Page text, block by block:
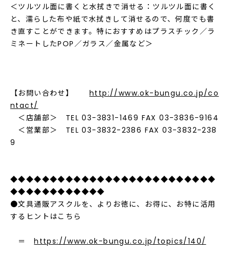
＜ツルツル面に書くと水拭きで消せる：ツルツル面に書く
と、濡らした布や紙で水拭きして消せるので、何度でも書
き直すことができます。特におすすめはプラスチック／ラ
ミネートしたPOP／ガラス／金属など＞
【お問い合わせ】 http://www.ok-bungu.co.jp/co
ntact/
＜店舗部＞ TEL 03-3831-1469 FAX 03-3836-9164
＜営業部＞ TEL 03-3832-2386 FAX 03-3832-238
9
◆◆◆◆◆◆◆◆◆◆◆◆◆◆◆◆◆◆◆◆◆◆◆◆◆◆
◆◆◆◆◆◆◆◆◆◆◆◆
●文具通販アスクルを、よりお徳に、お得に、お特に活用
するヒントはこちら
＝https://www.ok-bungu.co.jp/topics/140/